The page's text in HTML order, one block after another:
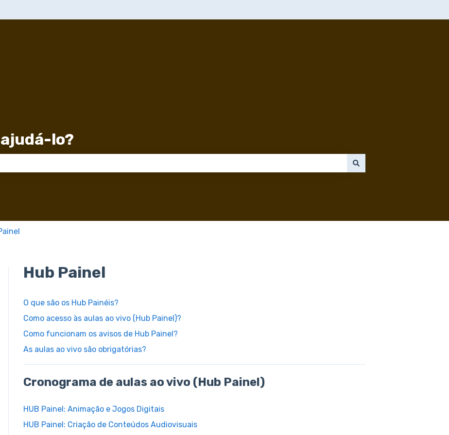
lo?
Hub Painel
O que são os Hub Painéis?
Como acesso às aulas ao vivo (Hub Painel)?
Como funcionam os avisos de Hub Painel?
As aulas ao vivo são obrigatórias?
Cronograma de aulas ao vivo (Hub Painel)
HUB Painel: Animação e Jogos Digitais
HUB Painel: Criação de Conteúdos Audiovisuais